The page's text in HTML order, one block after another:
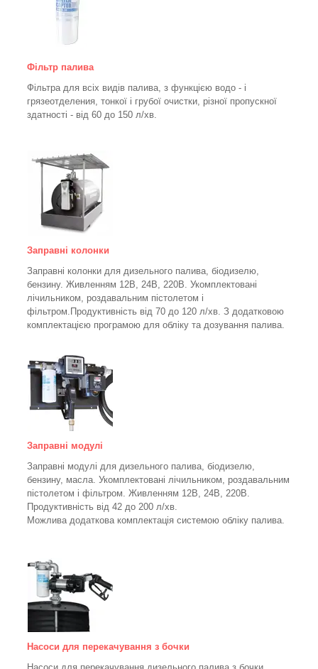
Фільтр палива
Фільтра для всіх видів палива, з функцією водо - і
грязеотделения, тонкої і грубої очистки, різної пропускної
здатності - від 60 до 150 л/хв.
Заправні колонки
Заправні колонки для дизельного палива, біодизелю,
бензину. Живленням 12В, 24В, 220В. Укомплектовані
лічильником, роздавальним пістолетом і
фільтром. Продуктивність від 70 до 120 л/хв. З додатковою
комплектацією програмою для обліку та дозування палива.
Заправні модулі
Заправні модулі для дизельного палива, біодизелю,
бензину, масла. Укомплектовані лічильником, роздавальним
пістолетом і фільтром. Живленням 12В, 24В, 220В.
Продуктивність від 42 до 200 л/хв.
Можлива додаткова комплектація системою обліку палива.
Насоси для перекачування з бочки